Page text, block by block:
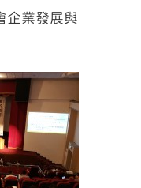
企業發展與